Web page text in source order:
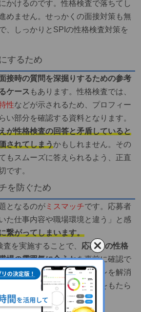
かけるのです。性格検査で落ちてし
めません。せっかくの面接対策も無
、しっかりとSPIの性格検査対策を
するため
接時の質問を深掘りするための参考
ケース もあります。性格検査では、
性などが示されるため、プロフィー
い部分を確認する資料となります。
が性格検査の回答と矛盾していると
されてしまうかもしれません。その
もスムーズに答えられるよう、正直
です。
を防ぐため
となるのが ミスマッチです。応募者
た仕事内容や職場環境と違う」と感
繋がってしまいます。
を実施することで、 応募者の性格
場の雰囲気に合うかを事前に確認で
業側と応募者側の認識のズレを解消
とっても満足度の高い結果をもたら